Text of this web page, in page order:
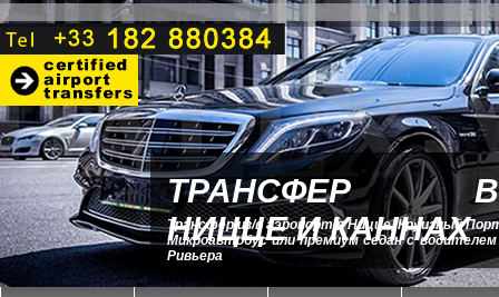
ТРАНСФЕР В
НИЦЦЕ И КАННАХ
Трансфер из/в аэропорт в Ницце, Круизный
Микроавтобус или премиум седан с
Ривьера